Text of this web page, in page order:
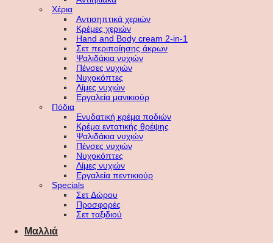
Χέρια
Αντισηπτικά χεριών
Κρέμες χεριών
Hand and Body cream 2-in-1
Σετ περιποίησης άκρων
Ψαλιδάκια νυχιών
Πένσες νυχιών
Νυχοκόπτες
Λίμες νυχιών
Εργαλεία μανικιούρ
Πόδια
Ενυδατική κρέμα ποδιών
Κρέμα εντατικής θρέψης
Ψαλιδάκια νυχιών
Πένσες νυχιών
Νυχοκόπτες
Λίμες νυχιών
Εργαλεία πεντικιούρ
Specials
Σετ Δώρου
Προσφορές
Σετ ταξιδιού
Μαλλιά